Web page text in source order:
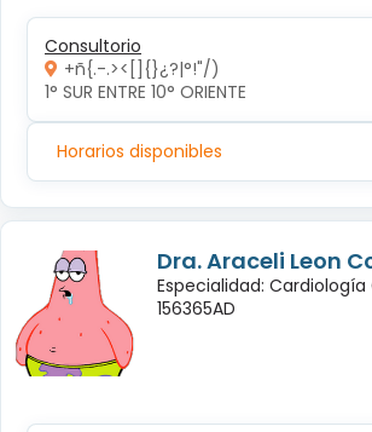
Consultorio
+ñ{.-.><[]{}¿?|°!"/)
1° SUR ENTRE 10° ORIENTE
Horarios disponibles
Dra. Araceli Leon
Especialidad: Cardiología
156365AD